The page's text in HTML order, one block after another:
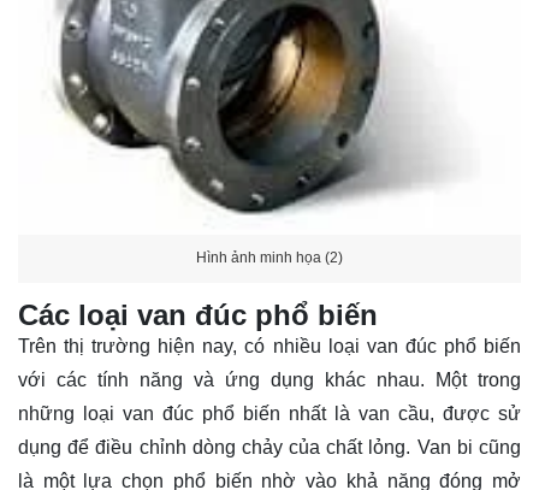
Hình ảnh minh họa (2)
Các loại van đúc phổ biến
Trên thị trường hiện nay, có nhiều loại van đúc phổ biến
với các tính năng và ứng dụng khác nhau. Một trong
những loại van đúc phổ biến nhất là van cầu, được sử
dụng để điều chỉnh dòng chảy của chất lỏng. Van bi cũng
là một lựa chọn phổ biến nhờ vào khả năng đóng mở